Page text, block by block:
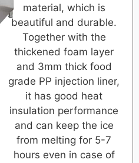
material, which is
beautiful and durable.
Together with the
thickened foam layer
and 3mm thick food
grade PP injection liner,
it has good heat
insulation performance
and can keep the ice
from melting for 5-7
hours even in case of